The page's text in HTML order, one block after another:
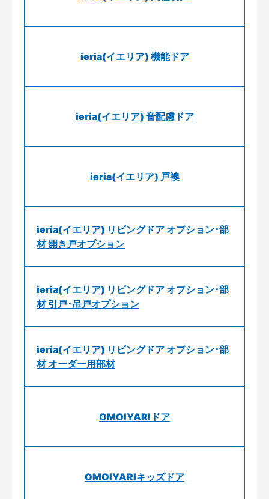
ieria(イエリア) 機能ドア
ieria(イエリア) 音配慮ドア
ieria(イエリア) 戸襖
ieria(イエリア) リビングドア オプション･部
材 開き戸オプション
ieria(イエリア) リビングドア オプション･部
材 引戸･吊戸オプション
ieria(イエリア) リビングドア オプション･部
材 オーダー用部材
OMOIYARIドア
OMOIYARIキッズドア